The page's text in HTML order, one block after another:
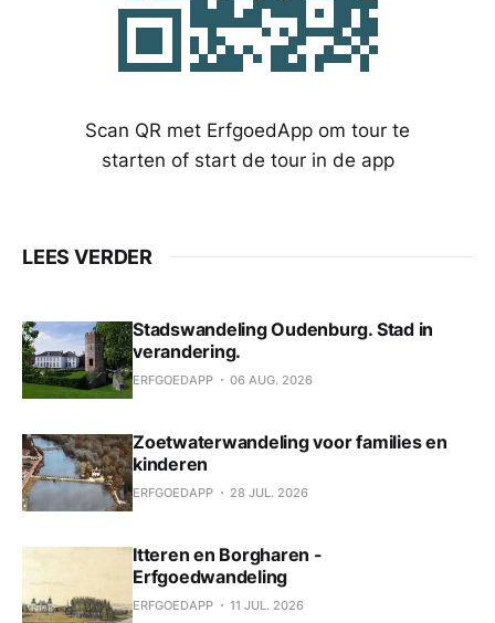
Scan QR met ErfgoedApp om tour te
starten of start de tour in de app
LEES VERDER
Stadswandeling Oudenburg. Stad in
verandering.
ERFGOEDAPP 06 AUG. 2026
Zoetwaterwandeling voor families en
kinderen
ERFGOEDAPP 28 JUL. 2026
Itteren en Borgharen -
Erfgoedwandeling
ERFGOEDAPP 11 JUL. 2026